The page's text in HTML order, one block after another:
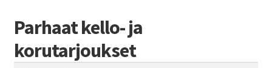
Siirry
navigointiin
Siirry
sisältöön
Parhaat kello- ja
korutarjoukset
Haku